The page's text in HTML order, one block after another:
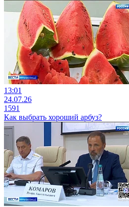
13:01
24.07.26
1591
Как выбрать хороший арбуз?